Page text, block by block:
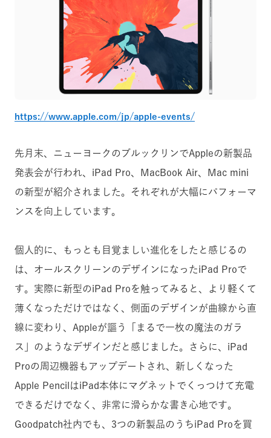
https://www.apple.com/jp/apple-events/
先月末、ニューヨークのブルックリンでAppleの新製品
発表会が行われ、iPad Pro、MacBook Air、Mac mini
の新型が紹介されました。それぞれが大幅にパフォーマ
ンスを向上しています。
個人的に、もっとも目覚ましい進化をしたと感じるの
は、オールスクリーンのデザインになったiPad Proで
す。実際に新型のiPad Proを触ってみると、より軽くて
薄くなっただけではなく、側面のデザインが曲線から直
線に変わり、Appleが謳う「まるで一枚の魔法のガラ
ス」のようなデザインだと感じました。さらに、iPad
Proの周辺機器もアップデートされ、新しくなった
Apple PencilはiPad本体にマグネットでくっつけて充電
できるだけでなく、非常に滑らかな書き心地です。
Goodpatch社内でも、3つの新製品のうちiPad Proを買